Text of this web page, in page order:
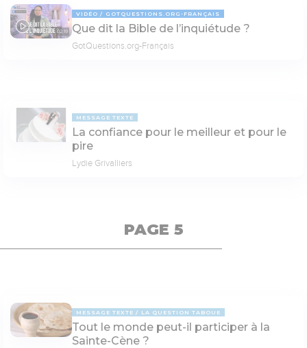
02:19
VIDÉO GOTQUESTIONS.ORG-FRANÇAIS
Que dit la Bible de l’inquiétude ?
GotQuestions.org-Français
MESSAGE TEXTE
La confiance pour le meilleur et pour le
pire
Lydie Grivalliers
PAGE 5
MESSAGE TEXTE LA QUESTION TABOUE
Tout le monde peut-il participer à la
Sainte-Cène ?